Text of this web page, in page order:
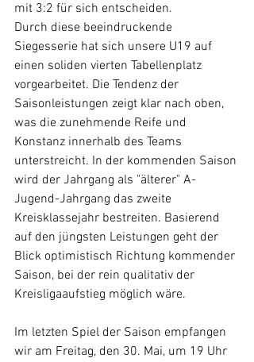
mit 3:2 für sich entscheiden.
Durch diese beeindruckende
Siegesserie hat sich unsere U19 auf
einen soliden vierten Tabellenplatz
vorgearbeitet. Die Tendenz der
Saisonleistungen zeigt klar nach oben,
was die zunehmende Reife und
Konstanz innerhalb des Teams
unterstreicht. In der kommenden Saison
wird der Jahrgang als "älterer" A-
Jugend-Jahrgang das zweite
Kreisklassejahr bestreiten. Basierend
auf den jüngsten Leistungen geht der
Blick optimistisch Richtung kommender
Saison, bei der rein qualitativ der
Kreisligaaufstieg möglich wäre.
Im letzten Spiel der Saison empfangen
wir am Freitag, den 30. Mai, um 19 Uhr